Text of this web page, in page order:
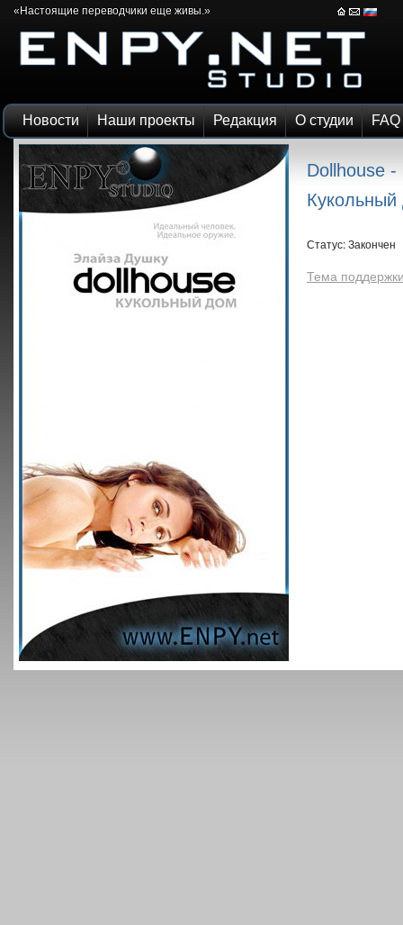
«Настоящие переводчики еще живы.»
Новости Наши проекты Редакция О студии FAQ
Dollhouse -
Статус: Закончен
Тема